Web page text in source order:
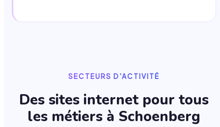
SECTEURS D'ACTIVITÉ
Des sites internet pour tous
les métiers à Schoenberg